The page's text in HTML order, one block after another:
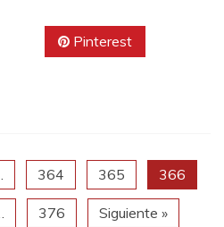
Pinterest
364 365 366
376 Siguiente »